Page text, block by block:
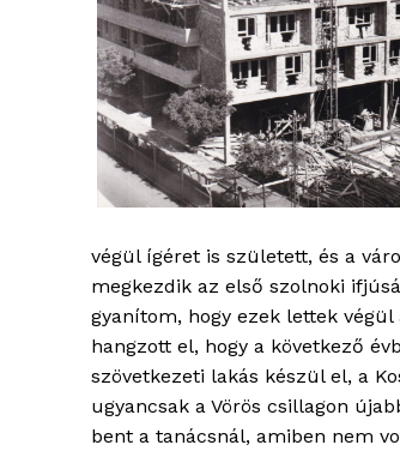
végül ígéret is született, és a
megkezdik az első szolnoki
gyanítom, hogy ezek lettek
hangzott el, hogy a következő
szövetkezeti lakás készül el, a
ugyancsak a Vörös csillagon
bent a tanácsnál, amiben nem